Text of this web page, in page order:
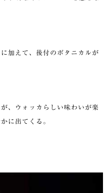
加えて、後付のボタニカルが
、ウォッカらしい味わいが楽
に出てくる。